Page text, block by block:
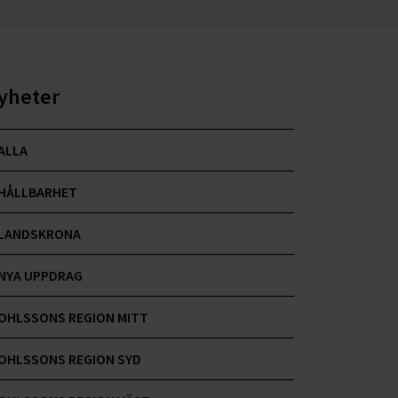
UPPDRAG
REGION MITT
REGION SYD